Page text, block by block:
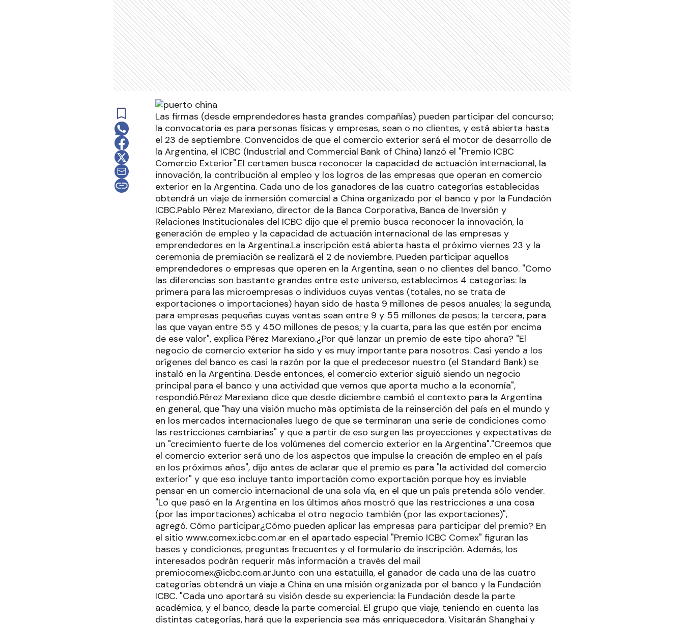
Las firmas (desde emprendedores hasta grandes compañías) pueden participar del concurso;
la convocatoria es para personas físicas y empresas, sean o no clientes, y está abierta hasta
el 23 de septiembre. Convencidos de que el comercio exterior será el motor de desarrollo de
la Argentina, el ICBC (Industrial and Commercial Bank of China) lanzó el "Premio ICBC
Comercio Exterior".El certamen busca reconocer la capacidad de actuación internacional, la
innovación, la contribución al empleo y los logros de las empresas que operan en comercio
exterior en la Argentina. Cada uno de los ganadores de las cuatro categorías establecidas
obtendrá un viaje de inmersión comercial a China organizado por el banco y por la Fundación
ICBC.Pablo Pérez Marexiano, director de la Banca Corporativa, Banca de Inversión y
Relaciones Institucionales del ICBC dijo que el premio busca reconocer la innovación, la
generación de empleo y la capacidad de actuación internacional de las empresas y
emprendedores en la Argentina.La inscripción está abierta hasta el próximo viernes 23 y la
ceremonia de premiación se realizará el 2 de noviembre. Pueden participar aquellos
emprendedores o empresas que operen en la Argentina, sean o no clientes del banco. "Como
las diferencias son bastante grandes entre este universo, establecimos 4 categorías: la
primera para las microempresas o individuos cuyas ventas (totales, no se trata de
exportaciones o importaciones) hayan sido de hasta 9 millones de pesos anuales; la segunda,
para empresas pequeñas cuyas ventas sean entre 9 y 55 millones de pesos; la tercera, para
las que vayan entre 55 y 450 millones de pesos; y la cuarta, para las que estén por encima
de ese valor", explica Pérez Marexiano.¿Por qué lanzar un premio de este tipo ahora? "El
negocio de comercio exterior ha sido y es muy importante para nosotros. Casi yendo a los
orígenes del banco es casi la razón por la que el predecesor nuestro (el Standard Bank) se
instaló en la Argentina. Desde entonces, el comercio exterior siguió siendo un negocio
principal para el banco y una actividad que vemos que aporta mucho a la economía",
respondió.Pérez Marexiano dice que desde diciembre cambió el contexto para la Argentina
en general, que "hay una visión mucho más optimista de la reinserción del país en el mundo y
en los mercados internacionales luego de que se terminaran una serie de condiciones como
las restricciones cambiarias" y que a partir de eso surgen las proyecciones y expectativas de
un "crecimiento fuerte de los volúmenes del comercio exterior en la Argentina"."Creemos que
el comercio exterior será uno de los aspectos que impulse la creación de empleo en el país
en los próximos años", dijo antes de aclarar que el premio es para "la actividad del comercio
exterior" y que eso incluye tanto importación como exportación porque hoy es inviable
pensar en un comercio internacional de una sola vía, en el que un país pretenda sólo vender.
"Lo que pasó en la Argentina en los últimos años mostró que las restricciones a una cosa
(por las importaciones) achicaba el otro negocio también (por las exportaciones)",
agregó. Cómo participar¿Cómo pueden aplicar las empresas para participar del premio? En
el sitio www.comex.icbc.com.ar en el apartado especial "Premio ICBC Comex" figuran las
bases y condiciones, preguntas frecuentes y el formulario de inscripción. Además, los
interesados podrán requerir más información a través del mail
premiocomex@icbc.com.arJunto con una estatuilla, el ganador de cada una de las cuatro
categorías obtendrá un viaje a China en una misión organizada por el banco y la Fundación
ICBC. "Cada uno aportará su visión desde su experiencia: la Fundación desde la parte
académica, y el banco, desde la parte comercial. El grupo que viaje, teniendo en cuenta las
distintas categorías, hará que la experiencia sea más enriquecedora. Visitarán Shanghai y